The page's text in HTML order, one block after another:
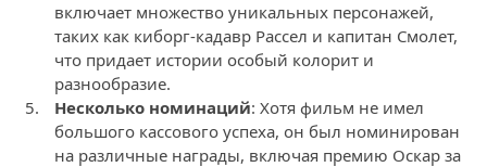
включает множество уникальных персонажей,
таких как киборг-кадавр Рассел и капитан Смолет,
что придает истории особый колорит и
разнообразие.
Несколько номинаций: Хотя фильм не имел
большого кассового успеха, он был номинирован
на различные награды, включая премию Оскар за